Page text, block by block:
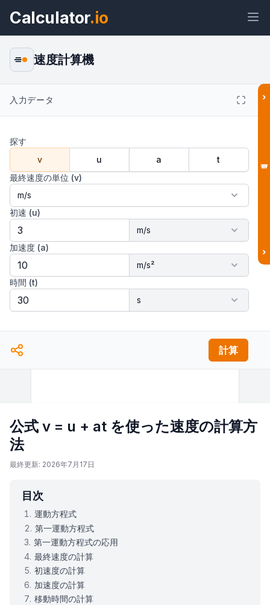
Calculator.io
プレビュー 速度計算機 ウィジェット
速度計算機
入力データ
探す
v
u a
t
最終速度の単位 (v)
初速 (u)
加速度 (a)
時間 (t)
計算
›
›
公式 v = u + at を使った速度の計算方
法
最終更新: 2026年7月17日
目次
運動方程式
第一運動方程式
第一運動方程式の応用
最終速度の計算
初速度の計算
加速度の計算
移動時間の計算